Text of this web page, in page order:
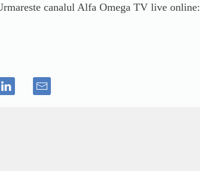
canalul Alfa Omega TV live online: